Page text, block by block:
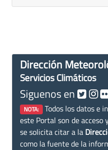
Dirección
Servicios Climáticos
Siguenos en
NOTA: Todos los datos e
este Portal son de acceso
se solicita citar a la
como la fuente de la